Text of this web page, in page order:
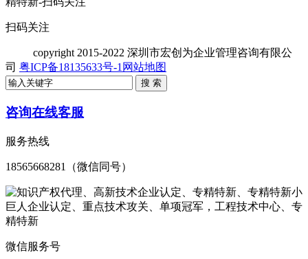
扫码关注
copyright 2015-2022 深圳市宏创为企业管理咨询有限公
司 粤ICP备18135633号-1 网站地图
咨询在线客服
服务热线
18565668281（微信同号）
微信服务号